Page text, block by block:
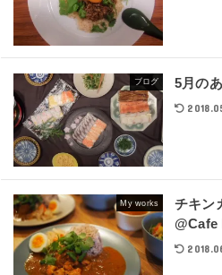
ブログ 5月の
My works
チキン
@Cafe